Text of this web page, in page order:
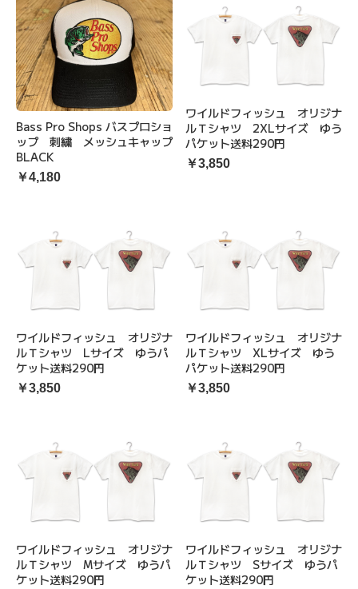
Bass Pro Shops バスプロショ
ップ 刺繍 メッシュキャップ
BLACK
￥4,180
ワイルドフィッシュ オリジナ
ルＴシャツ 2XLサイズ ゆう
パケット送料290円
￥3,850
ワイルドフィッシュ オリジナ
ルＴシャツ Lサイズ ゆうパ
ケット送料290円
￥3,850
ワイルドフィッシュ オリジナ
ルＴシャツ XLサイズ ゆう
パケット送料290円
￥3,850
ワイルドフィッシュ オリジナ
ルＴシャツ Mサイズ ゆうパ
ケット送料290円
ワイルドフィッシュ オリジナ
ルＴシャツ Sサイズ ゆうパ
ケット送料290円